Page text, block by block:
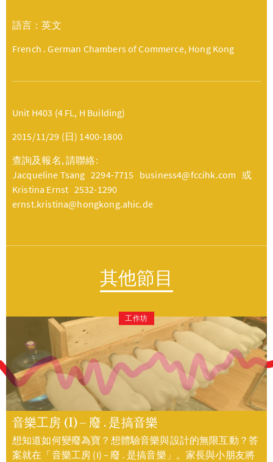
語言：英文
French . German Chambers of Commerce, Hong Kong
Unit H403 (4 FL, H Building)
2015/11/29 (日) 1400-1800
查詢及報名, 請聯絡:
Jacqueline Tsang 2294-7715 business4@fccihk.com 或
Kristina Ernst 2532-1290
ernst.kristina@hongkong.ahic.de
其他節目
工作坊
音樂工房 (I) – 廢 . 是搞音樂
想知道如何變廢為寶？想體驗音樂與設計的無限互動？答
案就在「音樂工房 (I) – 廢 . 是搞音樂」。家長與小朋友將